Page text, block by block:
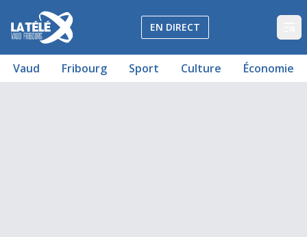
La Télé - Télévision régionale Vaud et Fribourg
EN DIRECT
Vaud Fribourg Sport Culture Économie